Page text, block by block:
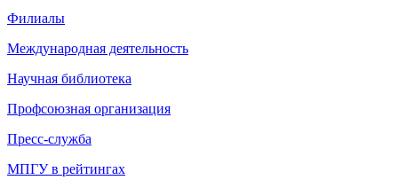
Филиалы
Международная деятельность
Научная библиотека
Профсоюзная организация
Пресс-служба
МПГУ в рейтингах